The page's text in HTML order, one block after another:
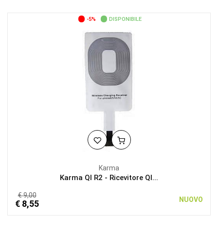
-5% DISPONIBILE
Karma
Karma QI R2 - Ricevitore QI...
€ 9,00
€ 8,55 NUOVO